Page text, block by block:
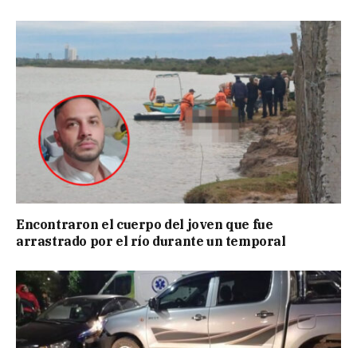
Encontraron el cuerpo del joven que fue
arrastrado por el río durante un temporal